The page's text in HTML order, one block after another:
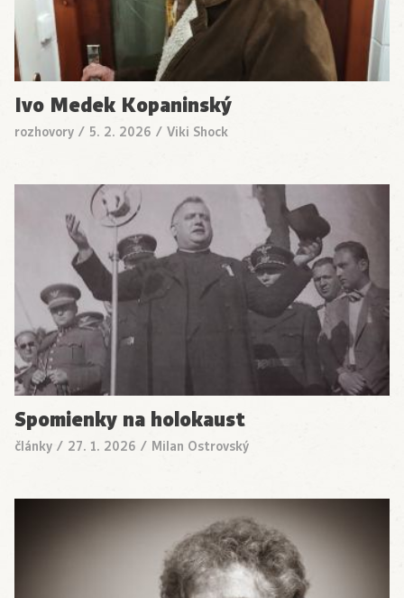
Ivo Medek Kopaninský
rozhovory / 5. 2. 2026 / Viki Shock
Spomienky na holokaust
články / 27. 1. 2026 / Milan Ostrovský